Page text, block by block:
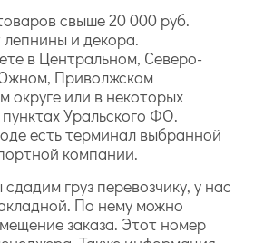
свыше 20 000 руб.
лепнины и декора.
в Центральном, Северо-
Приволжском
округе или в некоторых
Уральского ФО.
есть терминал выбранной
компании.
груз перевозчику, у нас
По нему можно
заказа. Этот номер